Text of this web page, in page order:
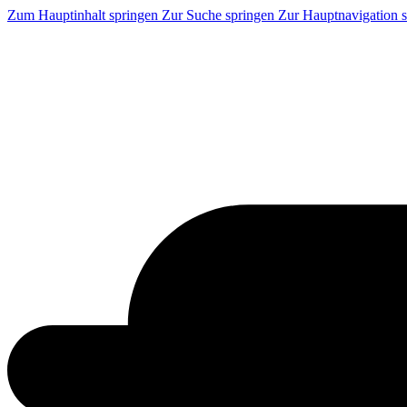
Zum Hauptinhalt springen Zur Suche springen Zur Hauptnavigation